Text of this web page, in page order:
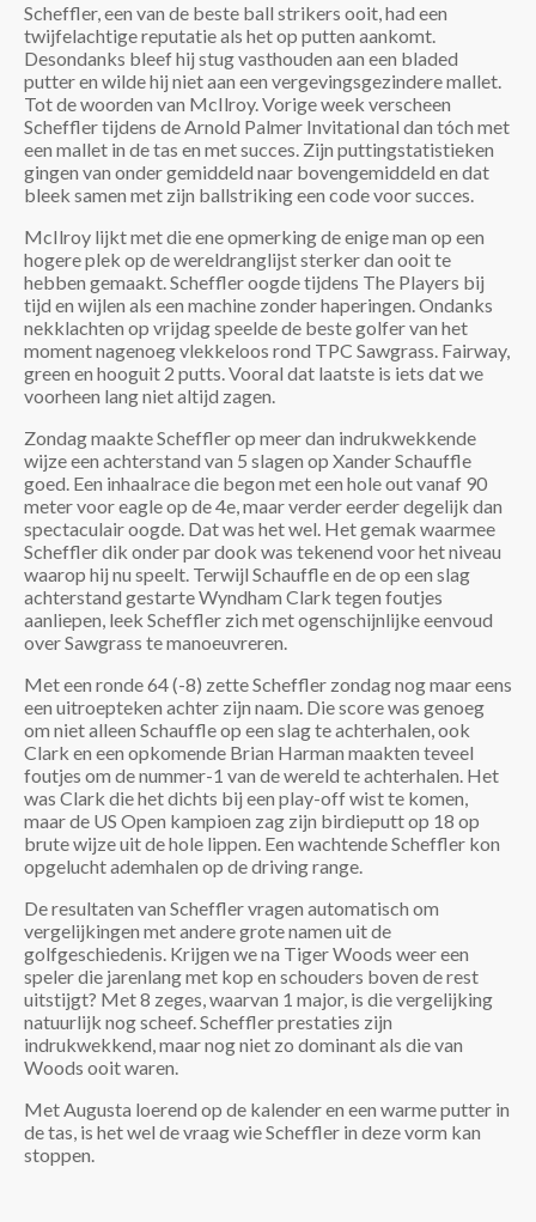
Scheffler, een van de beste ball strikers ooit, had een
twijfelachtige reputatie als het op putten aankomt.
Desondanks bleef hij stug vasthouden aan een bladed
putter en wilde hij niet aan een vergevingsgezindere mallet.
Tot de woorden van McIlroy. Vorige week verscheen
Scheffler tijdens de Arnold Palmer Invitational dan tóch met
een mallet in de tas en met succes. Zijn puttingstatistieken
gingen van onder gemiddeld naar bovengemiddeld en dat
bleek samen met zijn ballstriking een code voor succes.
McIlroy lijkt met die ene opmerking de enige man op een
hogere plek op de wereldranglijst sterker dan ooit te
hebben gemaakt. Scheffler oogde tijdens The Players bij
tijd en wijlen als een machine zonder haperingen. Ondanks
nekklachten op vrijdag speelde de beste golfer van het
moment nagenoeg vlekkeloos rond TPC Sawgrass. Fairway,
green en hooguit 2 putts. Vooral dat laatste is iets dat we
voorheen lang niet altijd zagen.
Zondag maakte Scheffler op meer dan indrukwekkende
wijze een achterstand van 5 slagen op Xander Schauffle
goed. Een inhaalrace die begon met een hole out vanaf 90
meter voor eagle op de 4e, maar verder eerder degelijk dan
spectaculair oogde. Dat was het wel. Het gemak waarmee
Scheffler dik onder par dook was tekenend voor het niveau
waarop hij nu speelt. Terwijl Schauffle en de op een slag
achterstand gestarte Wyndham Clark tegen foutjes
aanliepen, leek Scheffler zich met ogenschijnlijke eenvoud
over Sawgrass te manoeuvreren.
Met een ronde 64 (-8) zette Scheffler zondag nog maar eens
een uitroepteken achter zijn naam. Die score was genoeg
om niet alleen Schauffle op een slag te achterhalen, ook
Clark en een opkomende Brian Harman maakten teveel
foutjes om de nummer-1 van de wereld te achterhalen. Het
was Clark die het dichts bij een play-off wist te komen,
maar de US Open kampioen zag zijn birdieputt op 18 op
brute wijze uit de hole lippen. Een wachtende Scheffler kon
opgelucht ademhalen op de driving range.
De resultaten van Scheffler vragen automatisch om
vergelijkingen met andere grote namen uit de
golfgeschiedenis. Krijgen we na Tiger Woods weer een
speler die jarenlang met kop en schouders boven de rest
uitstijgt? Met 8 zeges, waarvan 1 major, is die vergelijking
natuurlijk nog scheef. Scheffler prestaties zijn
indrukwekkend, maar nog niet zo dominant als die van
Woods ooit waren.
Met Augusta loerend op de kalender en een warme putter in
de tas, is het wel de vraag wie Scheffler in deze vorm kan
stoppen.